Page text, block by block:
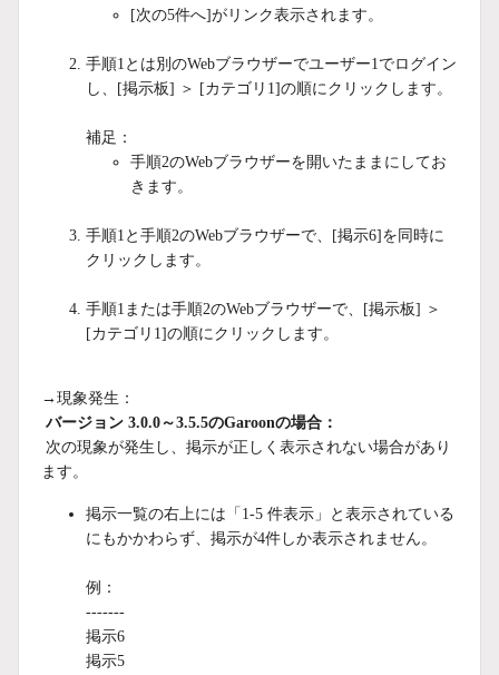
[次の5件へ]がリンク表示されます。
手順1とは別のWebブラウザーでユーザー1でログイン
し、[掲示板] ＞ [カテゴリ1]の順にクリックします。
補足：
手順2のWebブラウザーを開いたままにしてお
きます。
手順1と手順2のWebブラウザーで、[掲示6]を同時に
クリックします。
手順1または手順2のWebブラウザーで、[掲示板] ＞
[カテゴリ1]の順にクリックします。
→現象発生：
バージョン 3.0.0～3.5.5のGaroonの場合：
次の現象が発生し、掲示が正しく表示されない場合があり
ます。
掲示一覧の右上には「1-5 件表示」と表示されている
にもかかわらず、掲示が4件しか表示されません。
例：
-------
掲示6
掲示5